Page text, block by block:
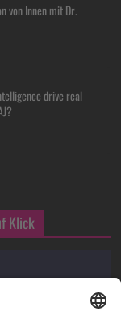
von Innen mit Dr.
drive real
Klick